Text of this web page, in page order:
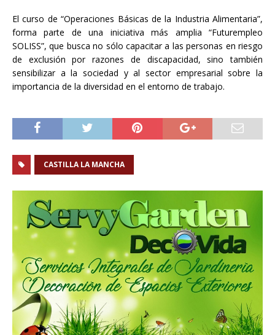
El curso de “Operaciones Básicas de la Industria Alimentaria”,
forma parte de una iniciativa más amplia “Futurempleo
SOLISS”, que busca no sólo capacitar a las personas en riesgo
de exclusión por razones de discapacidad, sino también
sensibilizar a la sociedad y al sector empresarial sobre la
importancia de la diversidad en el entorno de trabajo.
CASTILLA LA MANCHA